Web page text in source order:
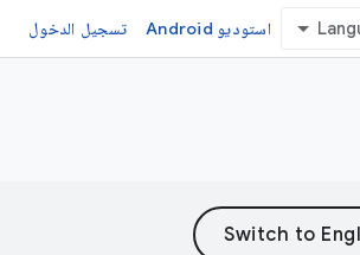
استوديو Android تسجيل الدخول